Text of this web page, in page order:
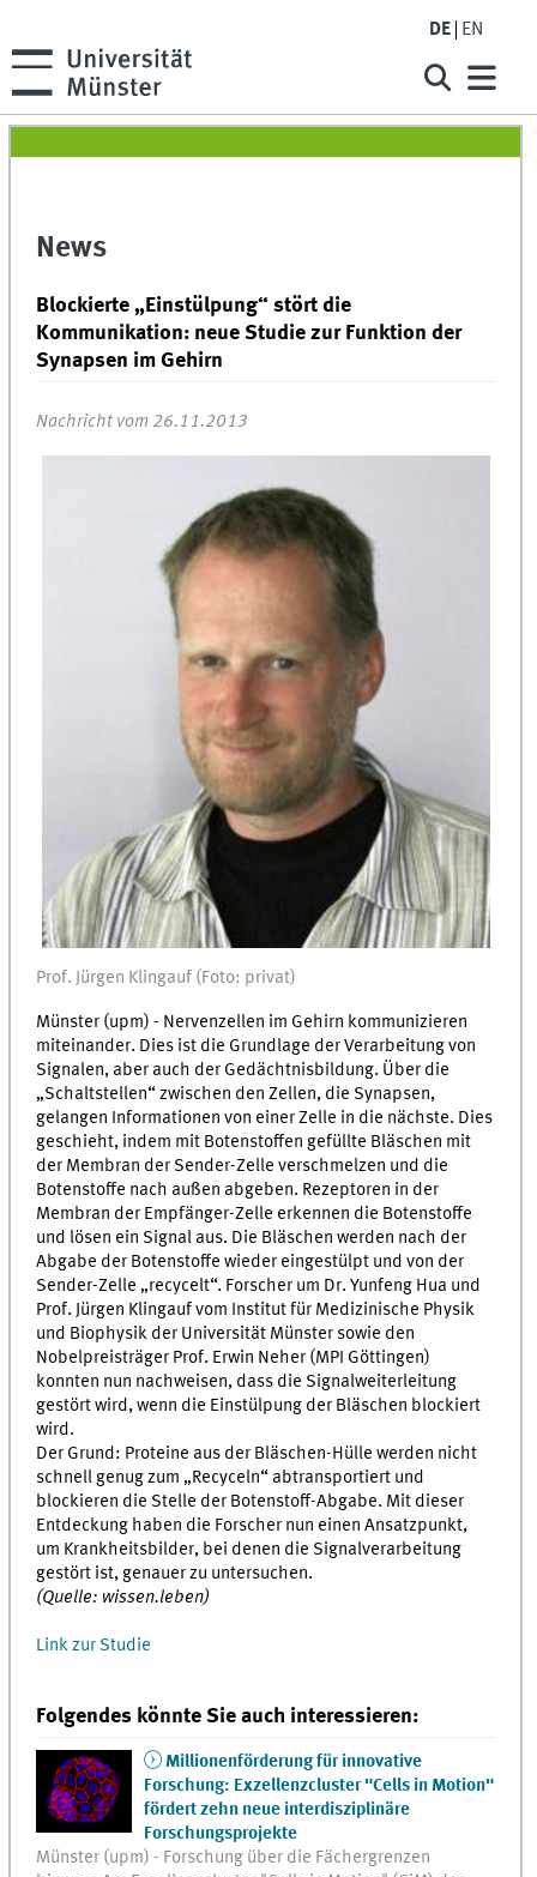
DE EN
News
Blockierte „Einstülpung“ stört die
Kommunikation: neue Studie zur Funktion der
Synapsen im Gehirn
Nachricht vom 26.11.2013
Prof. Jürgen Klingauf (Foto: privat)
Münster (upm) - Nervenzellen im Gehirn kommunizieren
miteinander. Dies ist die Grundlage der Verarbeitung von
Signalen, aber auch der Gedächtnisbildung. Über die
„Schaltstellen“ zwischen den Zellen, die Synapsen,
gelangen Informationen von einer Zelle in die nächste. Dies
geschieht, indem mit Botenstoffen gefüllte Bläschen mit
der Membran der Sender-Zelle verschmelzen und die
Botenstoffe nach außen abgeben. Rezeptoren in der
Membran der Empfänger-Zelle erkennen die Botenstoffe
und lösen ein Signal aus. Die Bläschen werden nach der
Abgabe der Botenstoffe wieder eingestülpt und von der
Sender-Zelle „recycelt“. Forscher um Dr. Yunfeng Hua und
Prof. Jürgen Klingauf vom Institut für Medizinische Physik
und Biophysik der Universität Münster sowie den
Nobelpreisträger Prof. Erwin Neher (MPI Göttingen)
konnten nun nachweisen, dass die Signalweiterleitung
gestört wird, wenn die Einstülpung der Bläschen blockiert
wird.
Der Grund: Proteine aus der Bläschen-Hülle werden nicht
schnell genug zum „Recyceln“ abtransportiert und
blockieren die Stelle der Botenstoff-Abgabe. Mit dieser
Entdeckung haben die Forscher nun einen Ansatzpunkt,
um Krankheitsbilder, bei denen die Signalverarbeitung
gestört ist, genauer zu untersuchen.
(Quelle: wissen.leben)
Link zur Studie
Folgendes könnte Sie auch interessieren:
Millionenförderung für innovative
Forschung: Exzellenzcluster "Cells in Motion"
fördert zehn neue interdisziplinäre
Forschungsprojekte
Münster (upm) - Forschung über die Fächergrenzen